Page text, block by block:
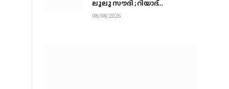
ലുലു സൗദി ; റിയാദ്
മലാസിലുള്ള ലുലു
08/08/2026